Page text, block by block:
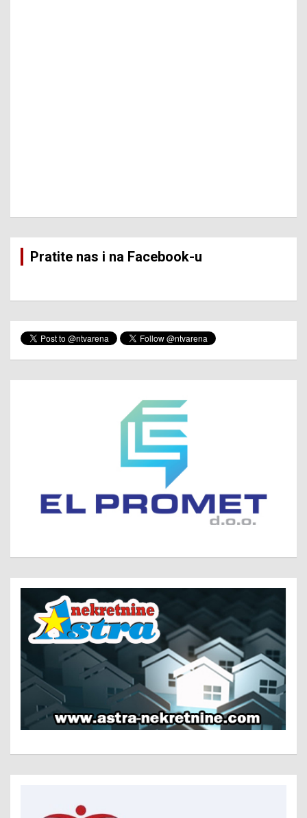
Pratite nas i na Facebook-u